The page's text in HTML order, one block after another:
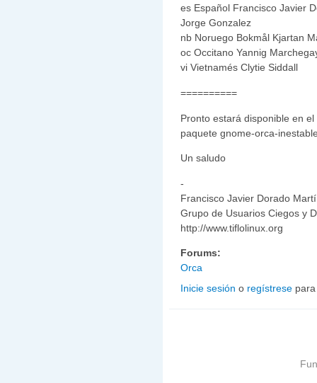
es Español Francisco Javier
Jorge Gonzalez
nb Noruego Bokmål Kjartan
oc Occitano Yannig
vi Vietnamés Clytie Siddall
==========
Pronto estará disponible en
paquete gnome-orca-
Un saludo
-
Francisco Javier Dorado
Grupo de Usuarios Ciegos y
http://www.tiflolinux.org
Forums:
Orca
Inicie sesión o regístrese